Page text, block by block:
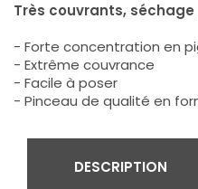
Très couvrants,
- Forte concentration en
- Extrême couvrance
- Facile à poser
- Pinceau de qualité en
DESCRIPTION